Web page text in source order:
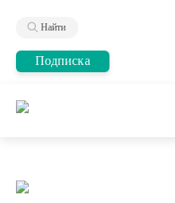
Найти
Подписка